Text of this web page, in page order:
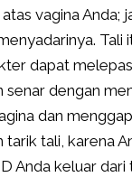
vagina Anda;
Tali
dapat
senar dengan
dan
tarik tali, karena
Anda keluar